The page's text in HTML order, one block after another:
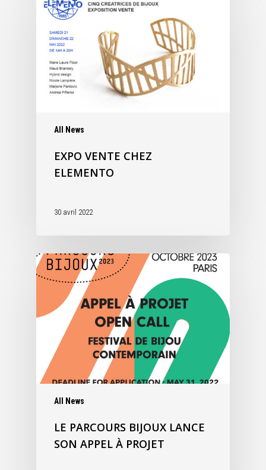
All News
EXPO VENTE CHEZ
ELEMENTO
30 avril 2022
All News
LE PARCOURS BIJOUX LANCE
SON APPEL À PROJET